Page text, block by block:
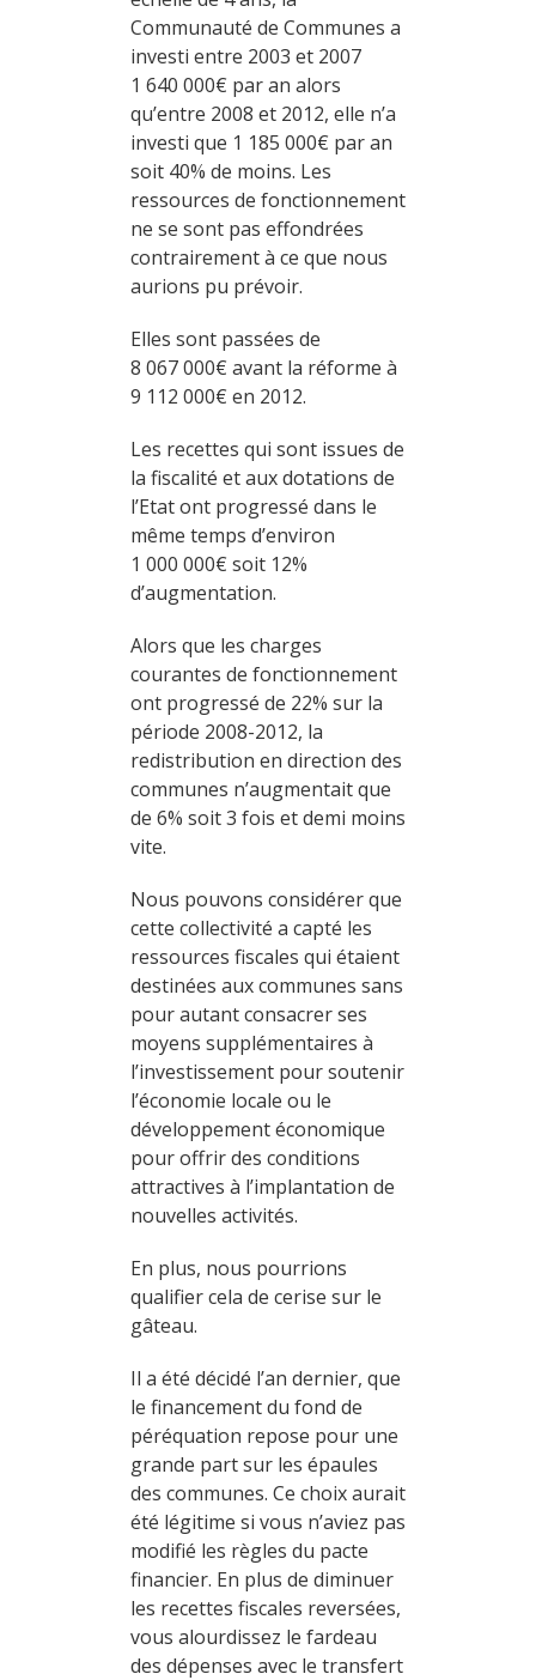
Communauté de Communes a
investi entre 2003 et 2007
1 640 000€ par an alors
qu’entre 2008 et 2012, elle n’a
investi que 1 185 000€ par an
soit 40% de moins. Les
ressources de fonctionnement
ne se sont pas effondrées
contrairement à ce que nous
aurions pu prévoir.
Elles sont passées de
8 067 000€ avant la réforme à
9 112 000€ en 2012.
Les recettes qui sont issues de
la fiscalité et aux dotations de
l’Etat ont progressé dans le
même temps d’environ
1 000 000€ soit 12%
d’augmentation.
Alors que les charges
courantes de fonctionnement
ont progressé de 22% sur la
période 2008-2012, la
redistribution en direction des
communes n’augmentait que
de 6% soit 3 fois et demi moins
vite.
Nous pouvons considérer que
cette collectivité a capté les
ressources fiscales qui étaient
destinées aux communes sans
pour autant consacrer ses
moyens supplémentaires à
l’investissement pour soutenir
l’économie locale ou le
développement économique
pour offrir des conditions
attractives à l’implantation de
nouvelles activités.
En plus, nous pourrions
qualifier cela de cerise sur le
gâteau.
Il a été décidé l’an dernier, que
le financement du fond de
péréquation repose pour une
grande part sur les épaules
des communes. Ce choix aurait
été légitime si vous n’aviez pas
modifié les règles du pacte
financier. En plus de diminuer
les recettes fiscales reversées,
vous alourdissez le fardeau
des dépenses avec le transfert